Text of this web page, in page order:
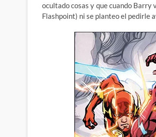
ocultado cosas y que cuando Barry
Flashpoint) ni se planteo el pedirle